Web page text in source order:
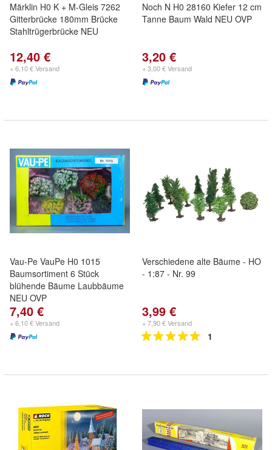
Märklin H0 K + M-Gleis 7262
Gitterbrücke 180mm Brücke
Stahltrügerbrücke NEU
12,40 €
+ 6,10 € Versand
Noch N H0 28160 Kiefer 12 cm
Tanne Baum Wald NEU OVP
3,20 €
+ 3,00 € Versand
Vau-Pe VauPe H0 1015
Baumsortiment 6 Stück
blühende Bäume Laubbäume
NEU OVP
7,40 €
+ 6,10 € Versand
Verschiedene alte Bäume - HO
- 1:87 - Nr. 99
3,99 €
+ 7,90 € Versand
1